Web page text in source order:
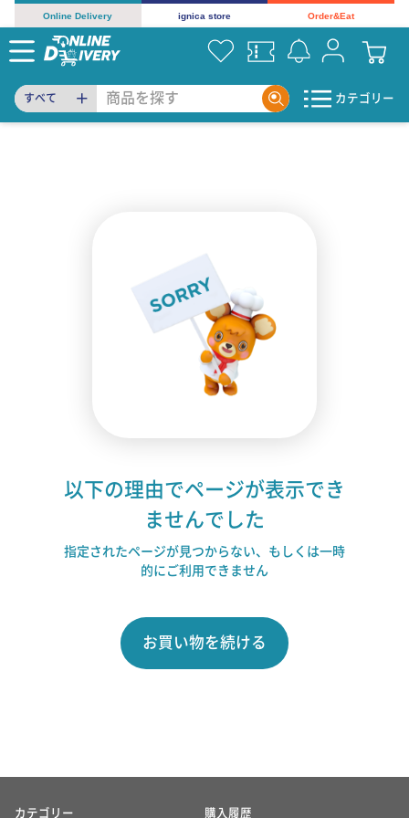
Online Delivery ignica store Order&Eat
すべて カテゴリー
以下の理由でページが表示でき
ませんでした
指定されたページが見つからない、もしくは一時
的にご利用できません
お買い物を続ける
カテゴリー 購入履歴